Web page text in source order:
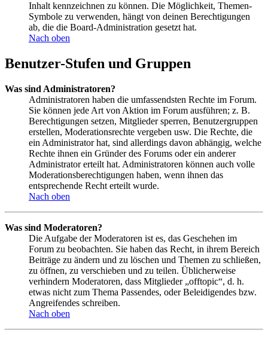
Inhalt kennzeichnen zu können. Die Möglichkeit, Themen-
Symbole zu verwenden, hängt von deinen Berechtigungen
ab, die die Board-Administration gesetzt hat.
Nach oben
Benutzer-Stufen und Gruppen
Was sind Administratoren?
Administratoren haben die umfassendsten Rechte im Forum.
Sie können jede Art von Aktion im Forum ausführen; z. B.
Berechtigungen setzen, Mitglieder sperren, Benutzergruppen
erstellen, Moderationsrechte vergeben usw. Die Rechte, die
ein Administrator hat, sind allerdings davon abhängig, welche
Rechte ihnen ein Gründer des Forums oder ein anderer
Administrator erteilt hat. Administratoren können auch volle
Moderationsberechtigungen haben, wenn ihnen das
entsprechende Recht erteilt wurde.
Nach oben
Was sind Moderatoren?
Die Aufgabe der Moderatoren ist es, das Geschehen im
Forum zu beobachten. Sie haben das Recht, in ihrem Bereich
Beiträge zu ändern und zu löschen und Themen zu schließen,
zu öffnen, zu verschieben und zu teilen. Üblicherweise
verhindern Moderatoren, dass Mitglieder „offtopic“, d. h.
etwas nicht zum Thema Passendes, oder Beleidigendes bzw.
Angreifendes schreiben.
Nach oben